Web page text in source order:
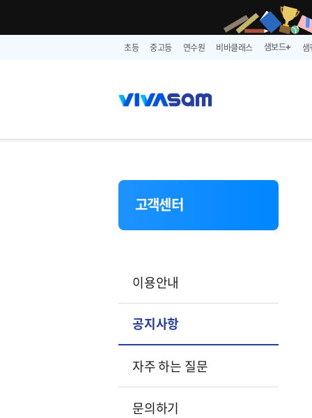
초등 중고등 연수원 비바클래스 샘보드➕
고객센터
이용안내
공지사항
자주 하는 질문
문의하기